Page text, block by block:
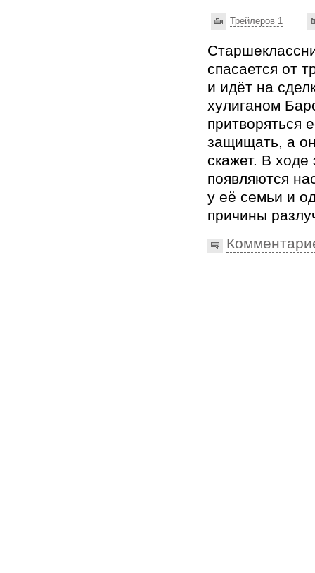
Трейлеров 1
спасается от
и идёт на
хулиганом
притворяться
защищать, а
скажет. В
появляются
у её семьи и
причины